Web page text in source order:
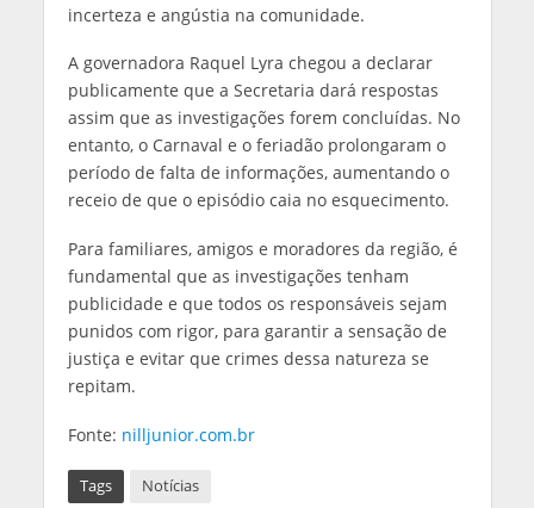
incerteza e angústia na comunidade.
A governadora Raquel Lyra chegou a declarar
publicamente que a Secretaria dará respostas
assim que as investigações forem concluídas. No
entanto, o Carnaval e o feriadão prolongaram o
período de falta de informações, aumentando o
receio de que o episódio caia no esquecimento.
Para familiares, amigos e moradores da região, é
fundamental que as investigações tenham
publicidade e que todos os responsáveis sejam
punidos com rigor, para garantir a sensação de
justiça e evitar que crimes dessa natureza se
repitam.
Fonte: nilljunior.com.br
Tags Notícias